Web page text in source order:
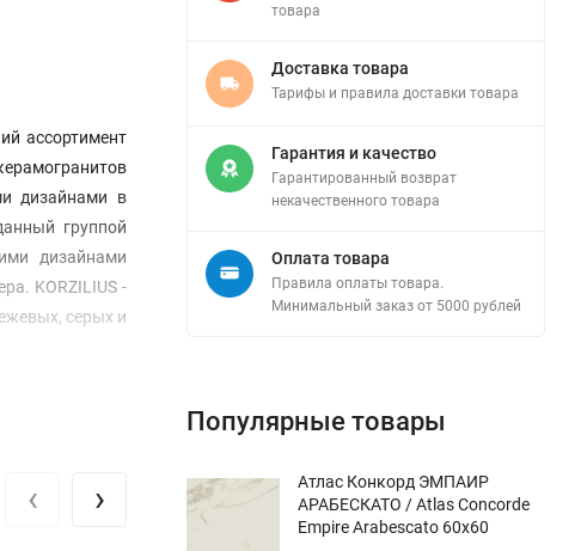
ассортимент
дизайнами в
группой
дизайнами
KORZILIUS -
серых и
‹ ›
товара
Доставка товара
Тарифы и правила доставки товара
Гарантия и качество
Гарантированный возврат
некачественного товара
Оплата товара
Правила оплаты товара.
Минимальный заказ от 5000 рублей
Популярные товары
Атлас Конкорд ЭМПАИР
АРАБЕСКАТО / Atlas Concorde
Empire Arabescato 60x60